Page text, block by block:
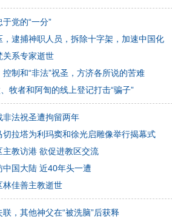
党的“一分”
，逮捕神职人员，拆除十字架，加速中国化
关系专家逝世
制和“非法”祝圣，方济各所说的苦难
牧者和阿訇的线上登记打击“骗子”
非法祝圣遭拘留两年
切拉塔为利玛窦和徐光启雕像举行揭幕式
主教访港 欲促进教区交流
中国大陆 近40年头一遭
林佳善主教逝世
，其他神父在“被洗脑”后获释